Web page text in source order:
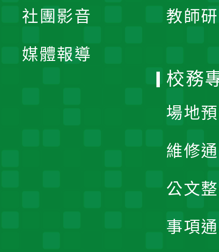
教師
社團影音
媒體報導
校務
場地
維修
公文
事項